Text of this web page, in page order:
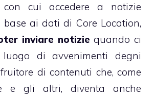
con cui accedere a notizie
base ai dati di Core Location,
inviare notizie quando ci
di avvenimenti degni
fruitore di contenuti che, come
e gli altri, diventa anche